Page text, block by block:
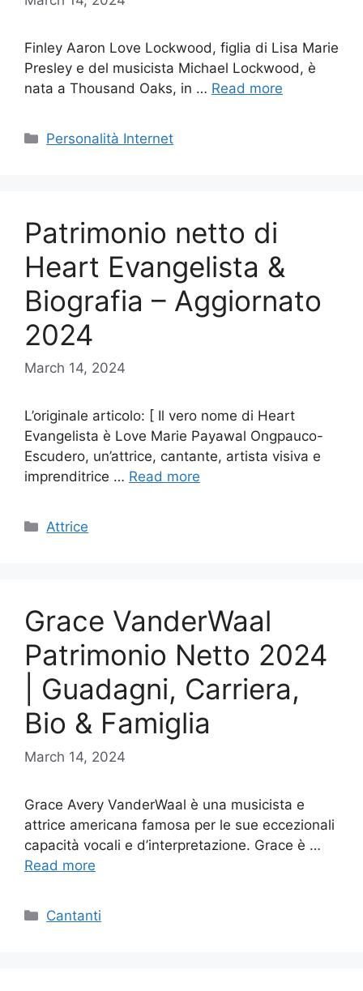
Finley Aaron Love Lockwood, figlia di Lisa Marie
Presley e del musicista Michael Lockwood, è
nata a Thousand Oaks, in … Read more
Categories
Personalità Internet
Patrimonio netto di
Heart Evangelista &
Biografia – Aggiornato
2024
March 14, 2024
L’originale articolo: [ Il vero nome di Heart
Evangelista è Love Marie Payawal Ongpauco-
Escudero, un’attrice, cantante, artista visiva e
imprenditrice … Read more
Categories
Attrice
Grace VanderWaal
Patrimonio Netto 2024
| Guadagni, Carriera,
Bio & Famiglia
March 14, 2024
Grace Avery VanderWaal è una musicista e
attrice americana famosa per le sue eccezionali
capacità vocali e d’interpretazione. Grace è …
Read more
Categories
Cantanti